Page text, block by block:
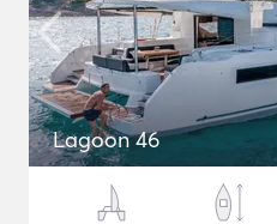
Lagoon 46